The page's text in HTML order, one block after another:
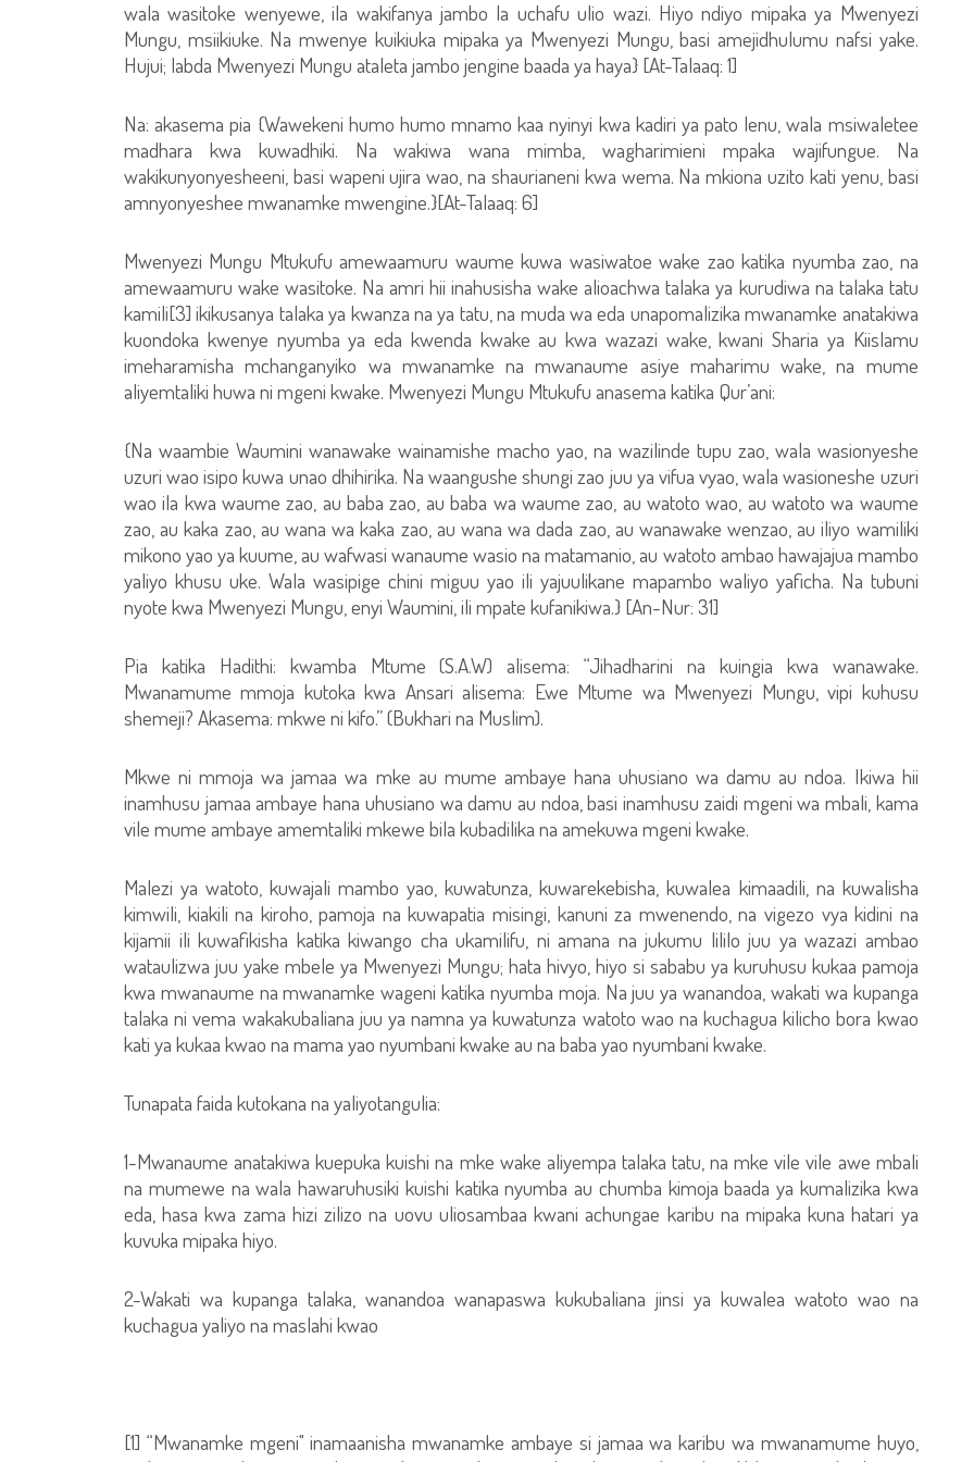
wala wasitoke wenyewe, ila wakifanya jambo la uchafu ulio wazi. Hiyo ndiyo mipaka ya Mwenyezi
Mungu, msiikiuke. Na mwenye kuikiuka mipaka ya Mwenyezi Mungu, basi amejidhulumu nafsi yake.
Hujui; labda Mwenyezi Mungu ataleta jambo jengine baada ya haya} [At-Talaaq: 1]
Na: akasema pia {Wawekeni humo humo mnamo kaa nyinyi kwa kadiri ya pato lenu, wala msiwaletee
madhara kwa kuwadhiki. Na wakiwa wana mimba, wagharimieni mpaka wajifungue. Na
wakikunyonyesheeni, basi wapeni ujira wao, na shaurianeni kwa wema. Na mkiona uzito kati yenu, basi
amnyonyeshee mwanamke mwengine.}[At-Talaaq: 6]
Mwenyezi Mungu Mtukufu amewaamuru waume kuwa wasiwatoe wake zao katika nyumba zao, na
amewaamuru wake wasitoke. Na amri hii inahusisha wake alioachwa talaka ya kurudiwa na talaka tatu
kamili[3] ikikusanya talaka ya kwanza na ya tatu, na muda wa eda unapomalizika mwanamke anatakiwa
kuondoka kwenye nyumba ya eda kwenda kwake au kwa wazazi wake, kwani Sharia ya Kiislamu
imeharamisha mchanganyiko wa mwanamke na mwanaume asiye maharimu wake, na mume
aliyemtaliki huwa ni mgeni kwake. Mwenyezi Mungu Mtukufu anasema katika Qur’ani:
{Na waambie Waumini wanawake wainamishe macho yao, na wazilinde tupu zao, wala wasionyeshe
uzuri wao isipo kuwa unao dhihirika. Na waangushe shungi zao juu ya vifua vyao, wala wasioneshe uzuri
wao ila kwa waume zao, au baba zao, au baba wa waume zao, au watoto wao, au watoto wa waume
zao, au kaka zao, au wana wa kaka zao, au wana wa dada zao, au wanawake wenzao, au iliyo wamiliki
mikono yao ya kuume, au wafwasi wanaume wasio na matamanio, au watoto ambao hawajajua mambo
yaliyo khusu uke. Wala wasipige chini miguu yao ili yajuulikane mapambo waliyo yaficha. Na tubuni
nyote kwa Mwenyezi Mungu, enyi Waumini, ili mpate kufanikiwa.} [An-Nur: 31]
Pia katika Hadithi: kwamba Mtume (S.A.W) alisema: “Jihadharini na kuingia kwa wanawake.
Mwanamume mmoja kutoka kwa Ansari alisema: Ewe Mtume wa Mwenyezi Mungu, vipi kuhusu
shemeji? Akasema: mkwe ni kifo.” (Bukhari na Muslim).
Mkwe ni mmoja wa jamaa wa mke au mume ambaye hana uhusiano wa damu au ndoa. Ikiwa hii
inamhusu jamaa ambaye hana uhusiano wa damu au ndoa, basi inamhusu zaidi mgeni wa mbali, kama
vile mume ambaye amemtaliki mkewe bila kubadilika na amekuwa mgeni kwake.
Malezi ya watoto, kuwajali mambo yao, kuwatunza, kuwarekebisha, kuwalea kimaadili, na kuwalisha
kimwili, kiakili na kiroho, pamoja na kuwapatia misingi, kanuni za mwenendo, na vigezo vya kidini na
kijamii ili kuwafikisha katika kiwango cha ukamilifu, ni amana na jukumu lililo juu ya wazazi ambao
wataulizwa juu yake mbele ya Mwenyezi Mungu; hata hivyo, hiyo si sababu ya kuruhusu kukaa pamoja
kwa mwanaume na mwanamke wageni katika nyumba moja. Na juu ya wanandoa, wakati wa kupanga
talaka ni vema wakakubaliana juu ya namna ya kuwatunza watoto wao na kuchagua kilicho bora kwao
kati ya kukaa kwao na mama yao nyumbani kwake au na baba yao nyumbani kwake.
Tunapata faida kutokana na yaliyotangulia:
1-Mwanaume anatakiwa kuepuka kuishi na mke wake aliyempa talaka tatu, na mke vile vile awe mbali
na mumewe na wala hawaruhusiki kuishi katika nyumba au chumba kimoja baada ya kumalizika kwa
eda, hasa kwa zama hizi zilizo na uovu uliosambaa kwani achungae karibu na mipaka kuna hatari ya
kuvuka mipaka hiyo.
2-Wakati wa kupanga talaka, wanandoa wanapaswa kukubaliana jinsi ya kuwalea watoto wao na
kuchagua yaliyo na maslahi kwao
[1] “Mwanamke mgeni" inamaanisha mwanamke ambaye si jamaa wa karibu wa mwanamume huyo,